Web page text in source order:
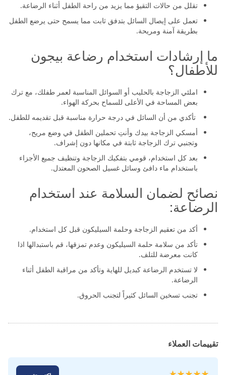
تقلل من حالات التقيؤ مما يزيد من راحة الطفل أثناء الرضاعة.
تعمل على إيصال السائل بتدفق ثابت مما يسمح حتى يرضع الطفل
بطريقة آمنة ومريحة.
ما إرشادات استخدام رضاعة بيجون
للأطفال؟
املئي الزجاجة بالحليب أو السوائل المناسبة لعمر طفلك، مع ترك
بعض المساحة في الأعلى للسماح بحركة الهواء.​
تأكدي من أن السائل في درجة حرارة مناسبة قبل تقديمه للطفل.​
أمسكي الزجاجة بيدك وأنتِ تحملين الطفل في وضع مريح،
وتجنبي ترك الزجاجة ثابتة في مكانها دون إشراف.​
بعد كل استخدام، قومي بتفكيك الزجاجة وتنظيف جميع الأجزاء
باستخدام ماء دافئ وسائل غسيل الصحون المعتدل. ​
نصائح لضمان السلامة عند استخدام
الرضاعة:
أكد من تعقيم الزجاجة وحلمة السيليكون قبل كل استخدام.
تأكد من سلامة حلمة السيليكون وعدم تمزقها، قم باستبدالها اذا
كانت معرضة للتلف.
لا تستخدم الرضاعة كبديل للهاية وتأكد من مراقبة الطفل أثناء
الرضاعة.
تجنب تسخين السائل كثيراً لتجنب الحروق.
تقييمات العملاء
تقييم: